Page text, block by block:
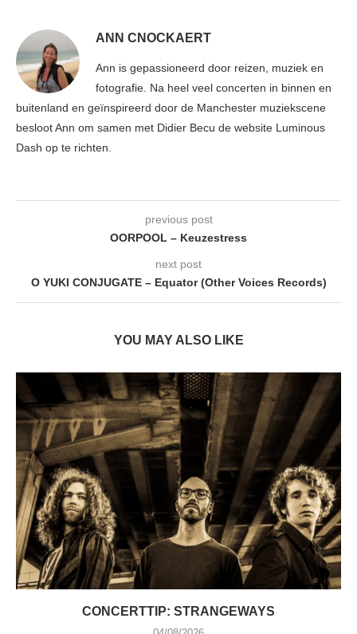
ANN CNOCKAERT
Ann is gepassioneerd door reizen, muziek en
fotografie. Na heel veel concerten in binnen en
buitenland en geïnspireerd door de Manchester muziekscene
besloot Ann om samen met Didier Becu de website Luminous
Dash op te richten.
previous post
OORPOOL – Keuzestress
next post
O YUKI CONJUGATE – Equator (Other Voices Records)
YOU MAY ALSO LIKE
CONCERTTIP: STRANGEWAYS